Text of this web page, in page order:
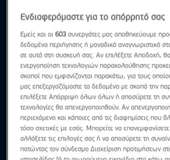
Highlights
Ενδιαφερόμαστε για το απόρρητό σας
Εμείς και οι603 συνεργάτες μας αποθηκεύουμε
δεδομένα περιήγησης ή μοναδικά αναγνωριστικά
σε αυτά στη συσκευή σας. Αν επιλέξετε Αποδοχή,
ενεργοποίηση τεχνολογιών παρακολούθησης
σκοποί που εμφανίζονται παρακάτω, για τους
μας επεξεργαζόμαστε τα δεδομένα με σκοπό την
επιλέξετε Απόρριψη όλων όλων ή αποσύρετε τη
τεχνολογίες θα απενεργοποιηθούν. Αν
περιεχόμενο και κάποιες από τις διαφημίσεις που
τόσο σχετικές με εσάς. Μπορείτε να
αλλάξετε τις επιλογές σας ή να αποσύρετε τη
πατώντας τον σύνδεσμο Διαχείριση προτιμήσεων